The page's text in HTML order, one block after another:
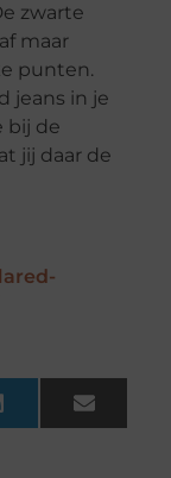
zwarte
maar
punten.
jeans in je
bij de
jij daar de
LinkedIn Email